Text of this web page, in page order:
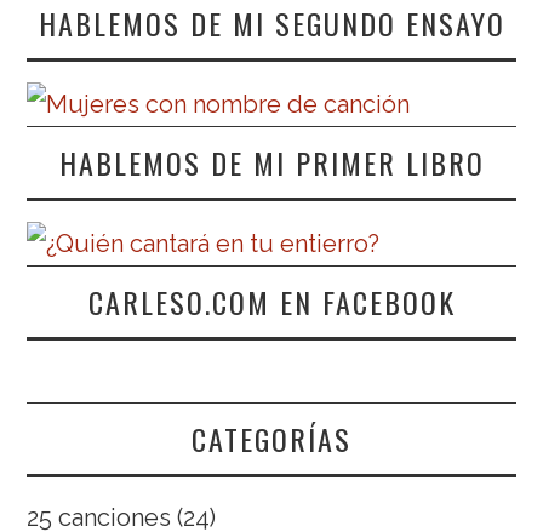
HABLEMOS DE MI SEGUNDO ENSAYO
HABLEMOS DE MI PRIMER LIBRO
CARLESO.COM EN FACEBOOK
CATEGORÍAS
25 canciones (24)